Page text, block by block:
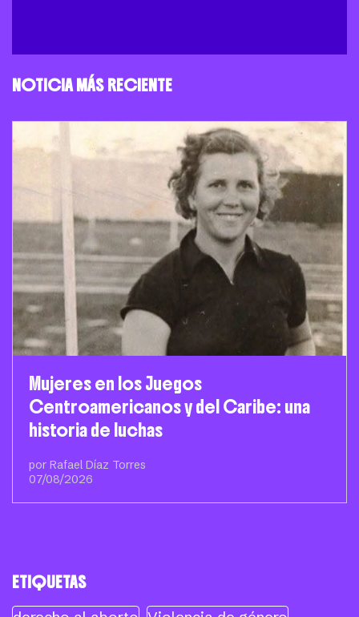
NOTICIA MÁS RECIENTE
Mujeres en los Juegos
Centroamericanos y del Caribe: una
historia de luchas
por Rafael Díaz Torres
07/08/2026
ETIQUETAS